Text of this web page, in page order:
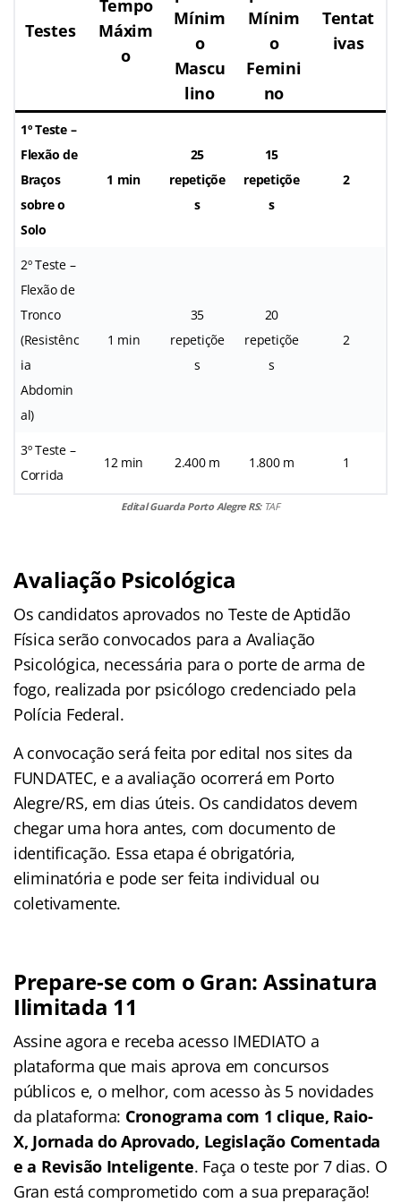
Testes
Tempo
Máxim
o
Mínim
o
Mascu
lino
Mínim
o
Femini
no
Tentat
ivas
1º Teste –
Flexão de
Braços
sobre o
Solo
1 min
25
repetiçõe
s
15
repetiçõe
s
2
2º Teste –
Flexão de
Tronco
(Resistênc
ia
Abdomin
al)
1 min
35
repetiçõe
s
20
repetiçõe
s
2
3º Teste –
Corrida
12 min 2.400 m 1.800 m 1
Edital Guarda Porto Alegre RS: TAF
Avaliação Psicológica
Os candidatos aprovados no Teste de Aptidão
Física serão convocados para a Avaliação
Psicológica, necessária para o porte de arma de
fogo, realizada por psicólogo credenciado pela
Polícia Federal.
A convocação será feita por edital nos sites da
FUNDATEC, e a avaliação ocorrerá em Porto
Alegre/RS, em dias úteis. Os candidatos devem
chegar uma hora antes, com documento de
identificação. Essa etapa é obrigatória,
eliminatória e pode ser feita individual ou
coletivamente.
Prepare-se com o Gran: Assinatura
Ilimitada 11
Assine agora e receba acesso IMEDIATO a
plataforma que mais aprova em concursos
públicos e, o melhor, com acesso às 5 novidades
da plataforma: Cronograma com 1 clique, Raio-
X, Jornada do Aprovado, Legislação Comentada
e a Revisão Inteligente. Faça o teste por 7 dias. O
Gran está comprometido com a sua preparação!